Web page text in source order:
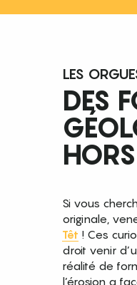
LES
DES
Si vous
originale,
Têt ! Ces
droit venir
réalité de
l’érosion a